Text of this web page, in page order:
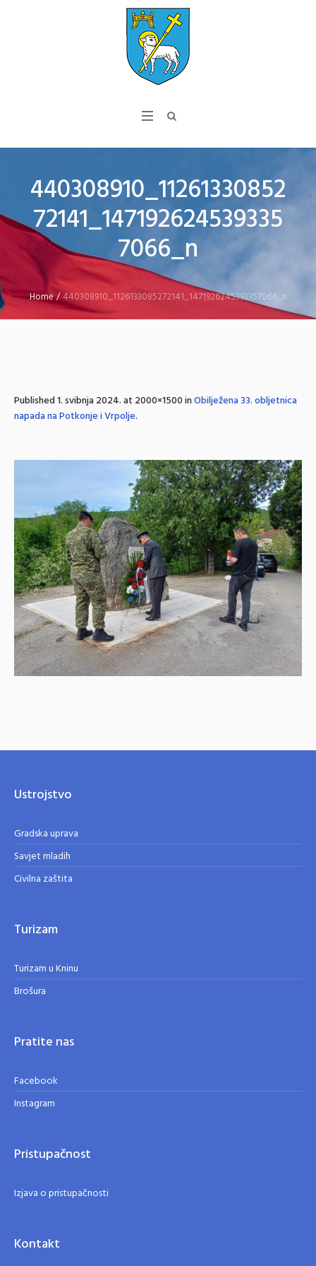
440308910_11261330852
72141_147192624539335
7066_n
Home/440308910_1126133085272141_1471926245393357066_n
Published1. svibnja 2024.at 2000×1500 inObilježena 33. obljetnica
napada na Potkonje i Vrpolje.
Ustrojstvo
Gradska uprava
Savjet mladih
Civilna zaštita
Turizam
Turizam u Kninu
Brošura
Pratite nas
Facebook
Instagram
Pristupačnost
Izjava o pristupačnosti
Kontakt